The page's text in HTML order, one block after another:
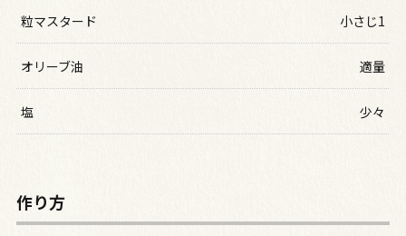
粒マスタード 小さじ1
オリーブ油 適量
塩 少々
作り方